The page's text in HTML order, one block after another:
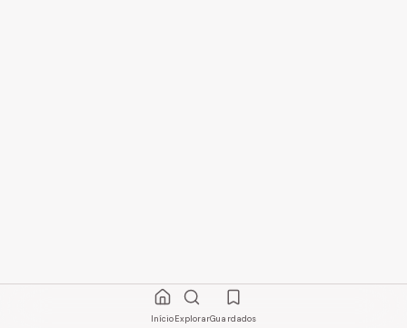
InícioExplorarGuardados